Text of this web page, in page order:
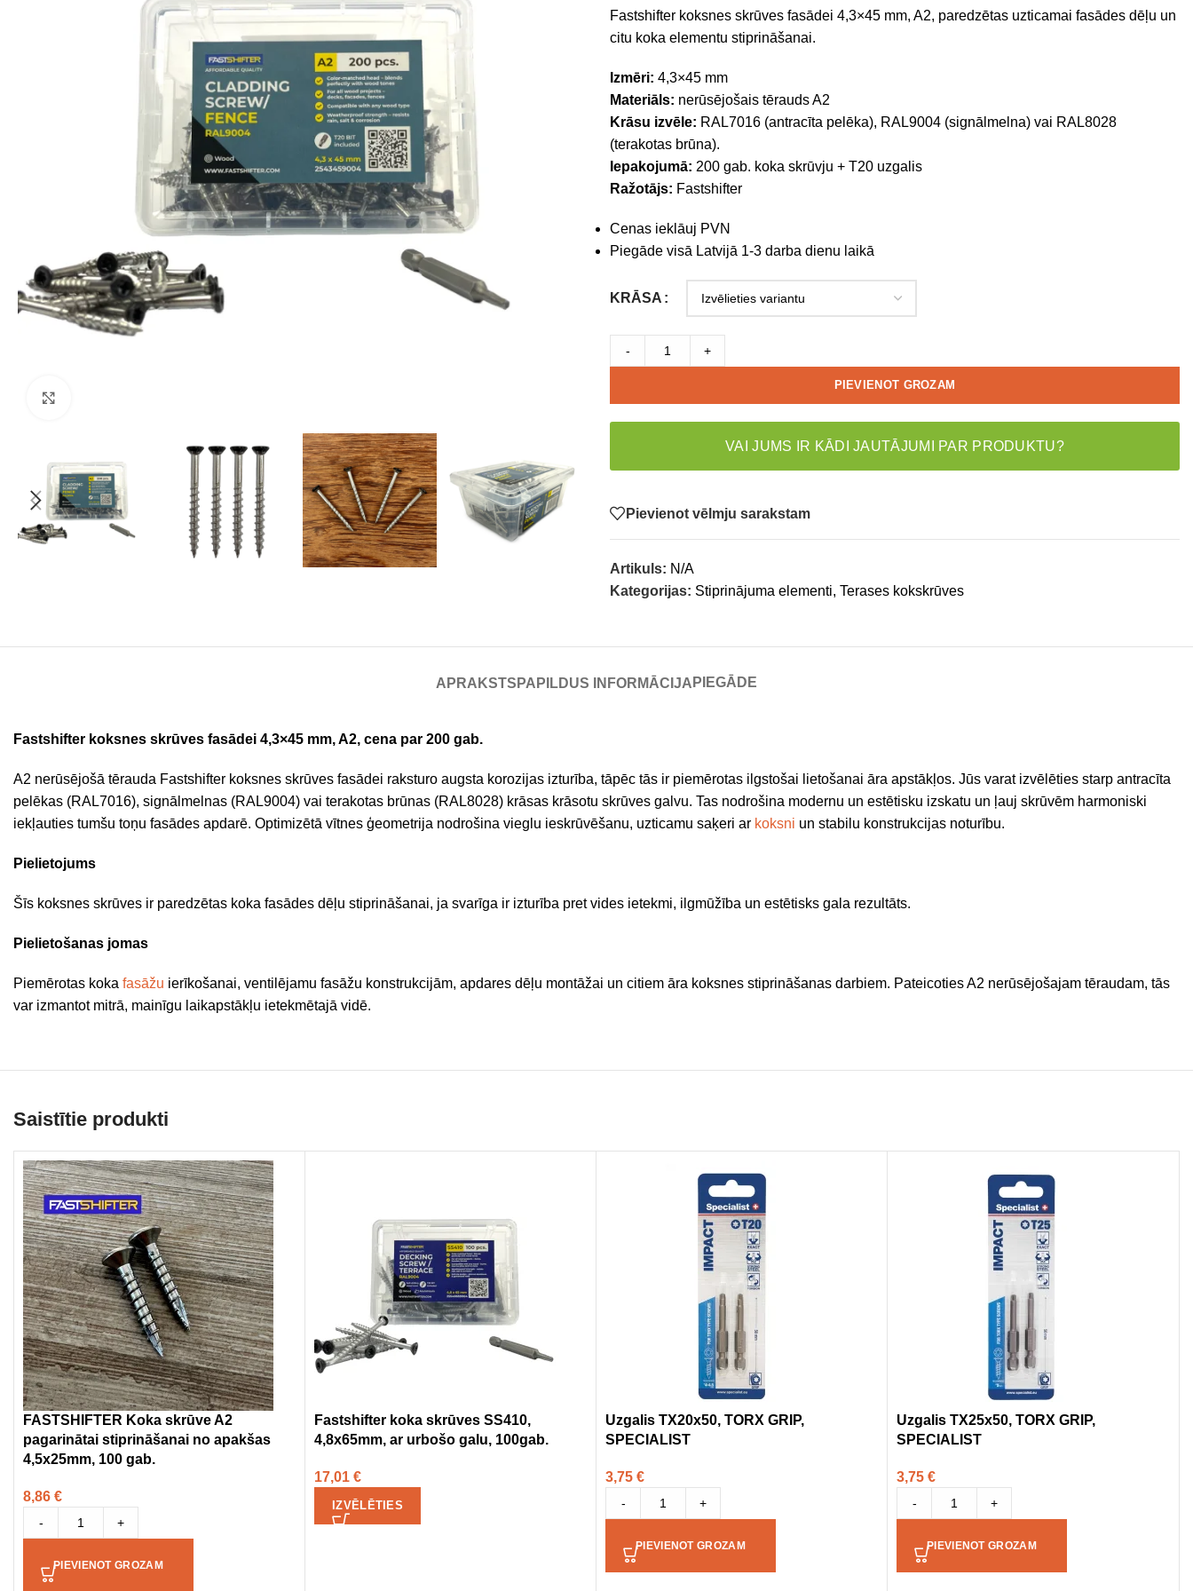
Fastshifter koksnes skrūves fasādei 4,3×45 mm, A2, paredzētas uzticamai fasādes dēļu un
citu koka elementu stiprināšanai.
Izmēri: 4,3×45 mm
Materiāls: nerūsējošais tērauds A2
Krāsu izvēle: RAL7016 (antracīta pelēka), RAL9004 (signālmelna) vai RAL8028
(terakotas brūna).
Iepakojumā: 200 gab. koka skrūvju + T20 uzgalis
Ražotājs: Fastshifter
Cenas ieklāuj PVN
Piegāde visā Latvijā 1-3 darba dienu laikā
KRĀSA
- +
PIEVIENOT GROZAM
VAI JUMS IR KĀDI JAUTĀJUMI PAR PRODUKTU?
Pievienot vēlmju sarakstam
Artikuls: N/A
Kategorijas: Stiprinājuma elementi, Terases kokskrūves
APRAKSTS PAPILDUS INFORMĀCIJA PIEGĀDE
Fastshifter koksnes skrūves fasādei 4,3×45 mm, A2, cena par 200 gab.
A2 nerūsējošā tērauda Fastshifter koksnes skrūves fasādei raksturo augsta korozijas izturība, tāpēc tās ir piemērotas ilgstošai lietošanai āra apstākļos. Jūs varat izvēlēties starp antracīta
pelēkas (RAL7016), signālmelnas (RAL9004) vai terakotas brūnas (RAL8028) krāsas krāsotu skrūves galvu. Tas nodrošina modernu un estētisku izskatu un ļauj skrūvēm harmoniski
iekļauties tumšu toņu fasādes apdarē. Optimizētā vītnes ģeometrija nodrošina vieglu ieskrūvēšanu, uzticamu saķeri ar koksni un stabilu konstrukcijas noturību.
Pielietojums
Šīs koksnes skrūves ir paredzētas koka fasādes dēļu stiprināšanai, ja svarīga ir izturība pret vides ietekmi, ilgmūžība un estētisks gala rezultāts.
Pielietošanas jomas
Piemērotas koka fasāžu ierīkošanai, ventilējamu fasāžu konstrukcijām, apdares dēļu montāžai un citiem āra koksnes stiprināšanas darbiem. Pateicoties A2 nerūsējošajam tēraudam, tās
var izmantot mitrā, mainīgu laikapstākļu ietekmētajā vidē.
Saistītie produkti
FASTSHIFTER Koka skrūve A2
pagarinātai stiprināšanai no apakšas
4,5x25mm, 100 gab.
8,86 €
- +
PIEVIENOT GROZAM
Fastshifter koka skrūves SS410,
4,8x65mm, ar urbošo galu, 100gab.
17,01 €
IZVĒLĒTIES
Uzgalis TX20x50, TORX GRIP,
SPECIALIST
3,75 €
- +
PIEVIENOT GROZAM
Uzgalis TX25x50, TORX GRIP,
SPECIALIST
3,75 €
- +
PIEVIENOT GROZAM